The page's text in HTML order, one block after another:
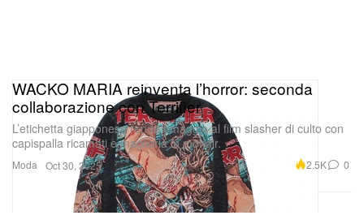
Moda
WACKO MARIA reinventa l’horror: seconda
collaborazione con Terrifier
L’etichetta giapponese rende omaggio al film slasher di culto con
capispalla ricamati e maglieria in mohair.
Oct 30, 2025 2.5K 0